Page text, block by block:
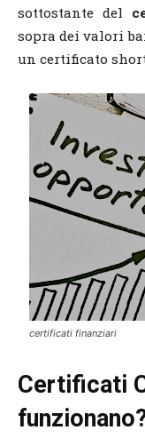
sottostante del
sopra dei valori
un certificato
certificati finanziari
Certificati